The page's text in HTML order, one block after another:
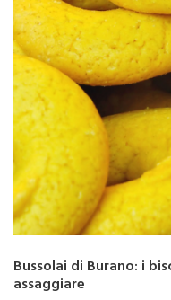
Bussolai di Burano: i
assaggiare